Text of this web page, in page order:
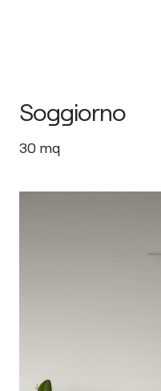
Soggiorno
30 mq